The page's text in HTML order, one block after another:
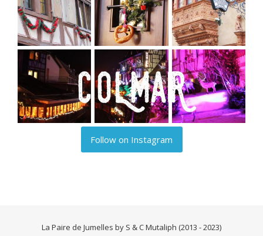
Follow on Instagram
La Paire de Jumelles by S & C Mutaliph (2013 - 2023)